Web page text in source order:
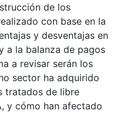
de los
con base en la
y desventajas en
a la balanza de pagos
a revisar serán los
sector ha adquirido
tratados de libre
y cómo han afectado